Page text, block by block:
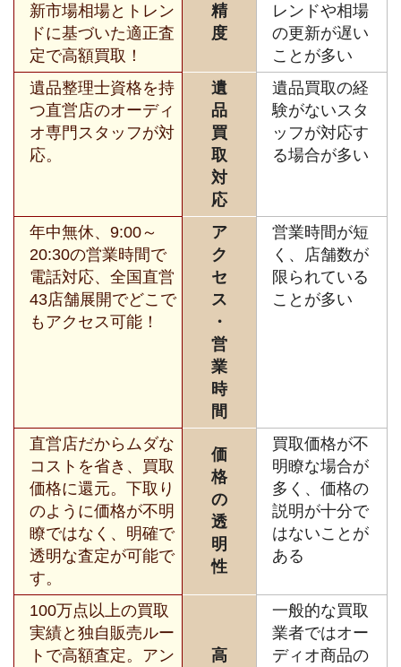
新市場相場とトレン
ドに基づいた適正査
定で高額買取！
精
度
レンドや相場
の更新が遅い
ことが多い
遺品整理士資格を持
つ直営店のオーディ
オ専門スタッフが対
応。
遺
品
買
取
対
応
遺品買取の経
験がないスタ
ッフが対応す
る場合が多い
年中無休、9:00～
20:30の営業時間で
電話対応、全国直営
43店舗展開でどこで
もアクセス可能！
ア
ク
セ
ス
・
営
業
時
間
営業時間が短
く、店舗数が
限られている
ことが多い
直営店だからムダな
コストを省き、買取
価格に還元。下取り
のように価格が不明
瞭ではなく、明確で
透明な査定が可能で
す。
価
格
の
透
明
性
買取価格が不
明瞭な場合が
多く、価格の
説明が十分で
はないことが
ある
100万点以上の買取
実績と独自販売ルー
トで高額査定。アン
高
一般的な買取
業者ではオー
ディオ商品の